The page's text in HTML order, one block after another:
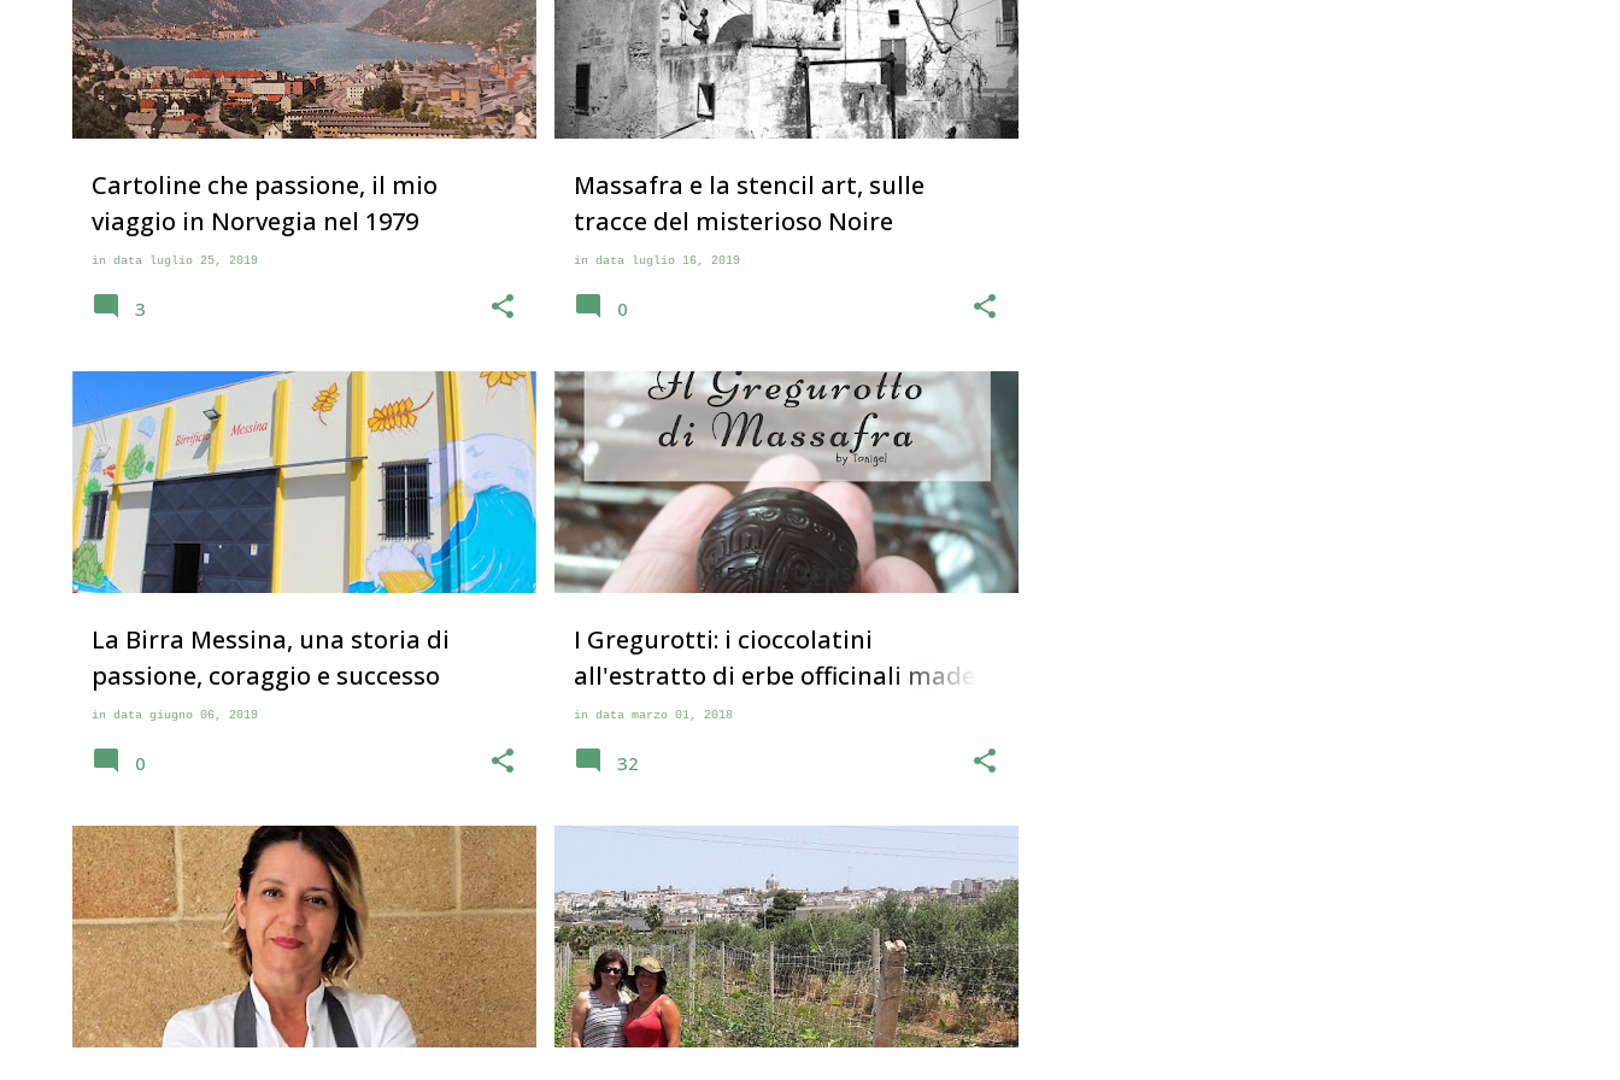
Cartoline che passione, il mio
viaggio in Norvegia nel 1979
in data luglio 25, 2019
3
Massafra e la stencil art, sulle
tracce del misterioso Noire
in data luglio 16, 2019
0
La Birra Messina, una storia di
passione, coraggio e successo
in data giugno 06, 2019
STORIE DI VITA
0
I Gregurotti: i cioccolatini
all'estratto di erbe officinali made
in Massafra
in data marzo 01, 2018
PUGLIA STORIE DI VITA
32
MASSAFRA STORIE DI VITA STORIE DI VITA